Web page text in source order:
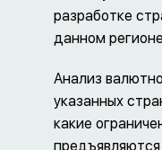
разработке
данном
Анализ
указанных
какие